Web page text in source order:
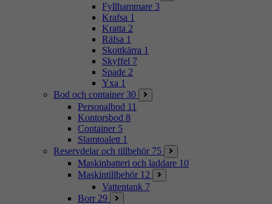
Fyllhammare 3
Krafsa 1
Kratta 2
Räfsa 1
Skottkärra 1
Skyffel 7
Spade 2
Yxa 1
Bod och container 30
Personalbod 11
Kontorsbod 8
Container 5
Slamtoalett 1
Reservdelar och tillbehör 75
Maskinbatteri och laddare 10
Maskintillbehör 12
Vattentank 7
Borr 29